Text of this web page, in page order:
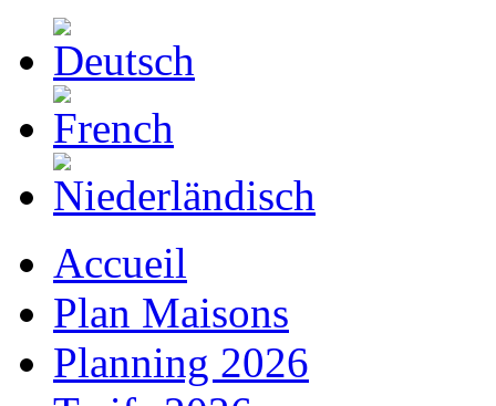
Accueil
Plan Maisons
Planning 2026